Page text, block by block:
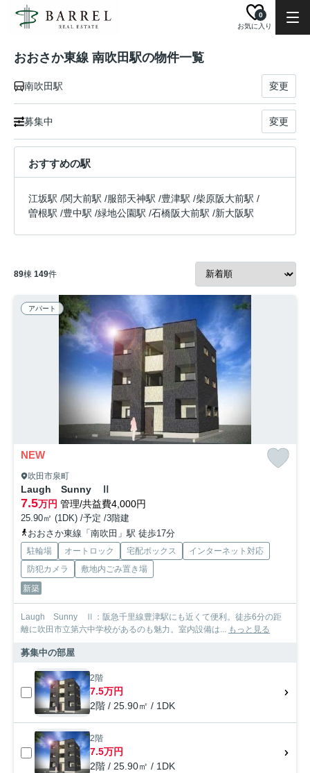
お気に入り
0
おおさか東線 南吹田駅の物件一覧
南吹田駅 変更
募集中 変更
おすすめの駅
江坂駅 /関大前駅 /服部天神駅 /豊津駅 /柴原阪大前駅 /
曽根駅 /豊中駅 /緑地公園駅 /石橋阪大前駅 /新大阪駅
89棟 149件
アパート
NEW
吹田市泉町
Laugh Sunny Ⅱ
7.5万円 管理/共益費4,000円
25.90㎡ (1DK) /予定 /3階建
おおさか東線「南吹田」駅 徒歩17分
駐輪場 オートロック 宅配ボックス
インターネット対応
防犯カメラ
敷地内ごみ置き場
新築
Laugh Sunny Ⅱ：阪急千里線豊津駅にも近くて便利。徒歩6分の距
離に吹田市立第六中学校があるのも魅力。室内設備は... もっと見る
募集中の部屋
2階
7.5万円
2階 / 25.90㎡ / 1DK
2階
7.5万円
2階 / 25.90㎡ / 1DK